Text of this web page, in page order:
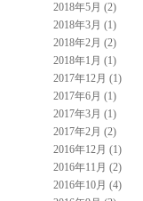
2018年5月 (2)
2018年3月 (1)
2018年2月 (2)
2018年1月 (1)
2017年12月 (1)
2017年6月 (1)
2017年3月 (1)
2017年2月 (2)
2016年12月 (1)
2016年11月 (2)
2016年10月 (4)